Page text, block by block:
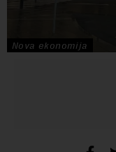
Nova ekonomija